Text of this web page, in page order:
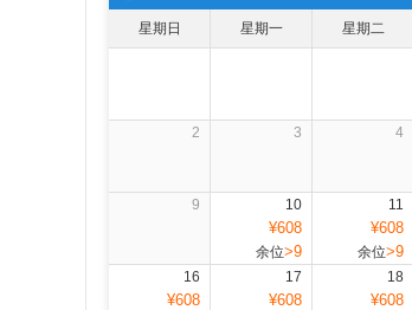
星期日 星期一 星期二
2 3 4
9 10
¥608
余位>9
11
¥608
余位>9
16
¥608
17
¥608
18
¥608